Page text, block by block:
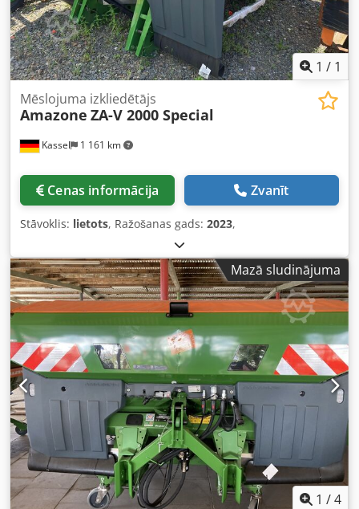
1 / 1
Kassel 1 161 km
Mēslojuma izkliedētājs
Amazone ZA-V 2000 Special
Cenas informācija Zvanīt
Stāvoklis: lietots, Ražošanas gads: 2023,
Mazā sludinājuma
1 /4